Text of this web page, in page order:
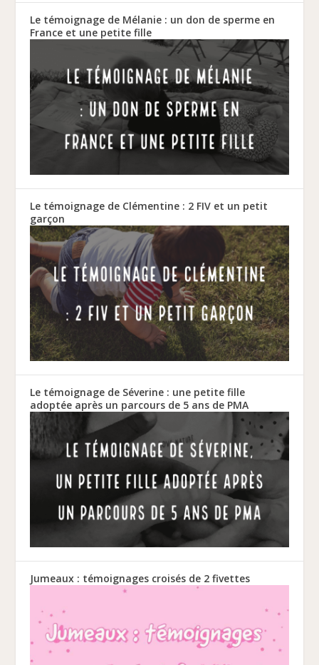
Le témoignage de Mélanie : un don de sperme en
France et une petite fille
Le témoignage de Clémentine : 2 FIV et un petit
garçon
Le témoignage de Séverine : une petite fille
adoptée après un parcours de 5 ans de PMA
Jumeaux : témoignages croisés de 2 fivettes